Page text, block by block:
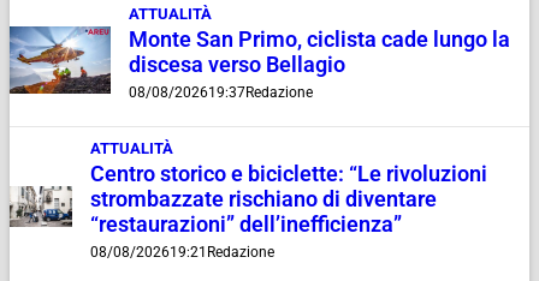
ATTUALITÀ
Monte San Primo, ciclista cade lungo la
discesa verso Bellagio
08/08/202619:37Redazione
ATTUALITÀ
Centro storico e biciclette: “Le rivoluzioni
strombazzate rischiano di diventare
“restaurazioni” dell’inefficienza”
08/08/202619:21 Redazione